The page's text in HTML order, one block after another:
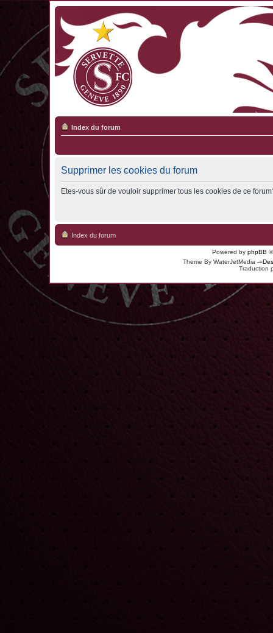
Index du forum
Supprimer les cookies du forum
Etes-vous sûr de vouloir supprimer tous les cookies de ce
Index du forum
Powered by phpBB
Theme By WaterJetMedia -
Traduction